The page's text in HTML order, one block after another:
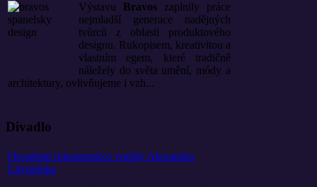
Výstavu Bravos zaplnily práce
nejmladší generace nadějných
tvůrců z oblasti produktového
designu. Rukopisem, kreativitou a
vlastním egem, které tradičně
náležely do světa umění, módy a
architektury, ovlivňujeme i vzh...
Divadlo
Divadelní rekonstrukce vraždy Alexandra
Litviněnka